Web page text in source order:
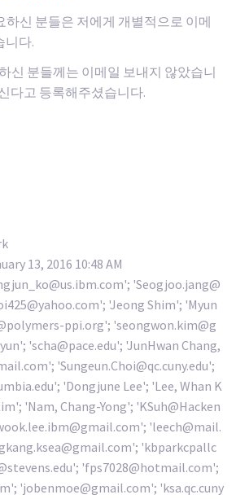
하신 분들은 저에게 개별적으로 이메
니다.
신 분들께는 이메일 보내지 않았습니
다고 등록해주셨습니다.
13, 2016 10:48 AM
'Seogjoo.jang@
'Jeong Shim'; 'Myun
ppi.org'; 'seongwon.kim@g
'scha@pace.edu'; 'JunHwan Chang,
'Sungeun.Choi@qc.cuny.edu';
'Dongjune Lee'; 'Lee, Whan K
'Nam, Chang-Yong'; 'KSuh@Hacken
'leech@mail.
'kbparkcpallc
'fps7028@hotmail.com';
'jobenmoe@gmail.com'; 'ksa.qc.cuny